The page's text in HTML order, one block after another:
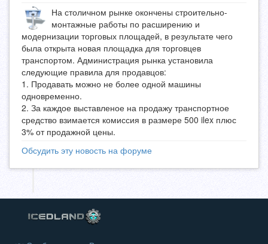
На столичном рынке окончены строительно-
монтажные работы по расширению и
модернизации торговых площадей, в результате чего
была открыта новая площадка для торговцев
транспортом. Администрация рынка установила
следующие правила для продавцов:
1. Продавать можно не более одной машины
одновременно.
2. За каждое выставленое на продажу транспортное
средство взимается комиссия в размере 500 ilex плюс
3% от продажной цены.
Обсудить эту новость на форуме